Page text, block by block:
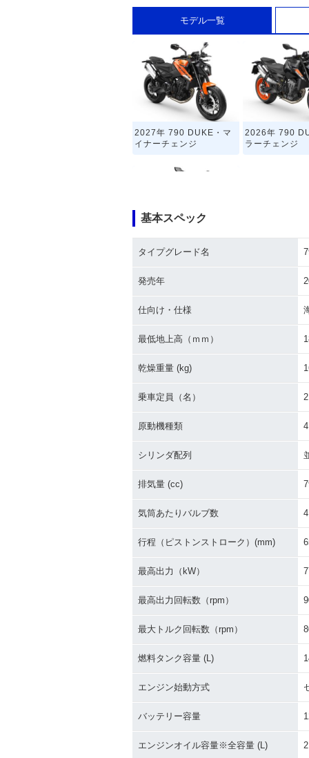
モデル一覧
2027年 790 DUKE・マ
イナーチェンジ
2026年 790
ラーチェンジ
2018年 790 DUKE・新
基本スペック
タイプグレード名
発売年
仕向け・仕様
最低地上高（ｍｍ）
乾燥重量 (kg)
乗車定員（名） 2
原動機種類
シリンダ配列
排気量 (cc)
気筒あたりバルブ数 4
行程（ピストンストローク）(mm)
最高出力（kW）
最高出力回転数（rpm）
最大トルク回転数（rpm）
燃料タンク容量 (L)
エンジン始動方式
バッテリー容量
エンジンオイル容量※全容量 (L)